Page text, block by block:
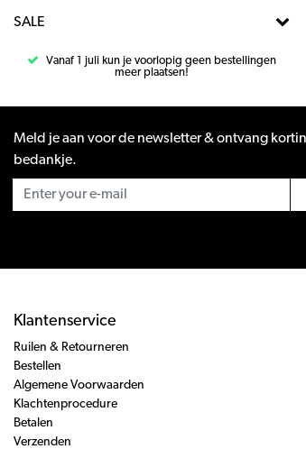
SALE
Vanaf 1 juli kun je voorlopig geen bestellingen
meer plaatsen!
Meld je aan voor de newsletter & ontvang
bedankje.
Klantenservice
Ruilen & Retourneren
Bestellen
Algemene Voorwaarden
Klachtenprocedure
Betalen
Verzenden